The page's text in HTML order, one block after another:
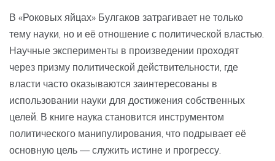
В «Роковых яйцах» Булгаков затрагивает не только
тему науки, но и её отношение с политической властью.
Научные эксперименты в произведении проходят
через призму политической действительности, где
власти часто оказываются заинтересованы в
использовании науки для достижения собственных
целей. В книге наука становится инструментом
политического манипулирования, что подрывает её
основную цель — служить истине и прогрессу.